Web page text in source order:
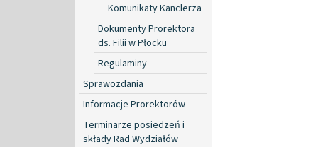
Komunikaty Kanclerza
Dokumenty Prorektora
ds. Filii w Płocku
Regulaminy
Sprawozdania
Informacje Prorektorów
Terminarze posiedzeń i
składy Rad Wydziałów